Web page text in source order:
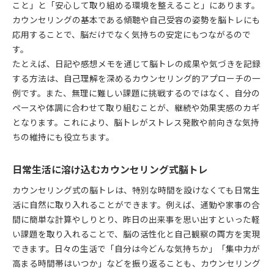
こと」と「安心して取り組める環境を整えること」にあります。
カウンセリングの基本である傾聴や自己受容の姿勢を脳トレにも
応用することで、脳だけでなく気持ちの安定にもつながるので
す。
たとえば、日記や感想メモを通じて脳トレの成果や気づきを記録
する方法は、自己理解を深めるカウンセリング的アプローチの一
例です。また、無理に難しい課題に挑戦するのではなく、自分の
ペースや体調に合わせて取り組むことが、継続や効果実感のカギ
となります。これにより、脳トレがストレス発散や前向きな気持
ちの維持にも役立ちます。
日常生活に溶け込むカウンセリング式脳トレ
カウンセリング式の脳トレは、特別な時間を設けなくても日常生
活に自然に取り入れることができます。例えば、通勤や家事の合
間に簡単な計算やしりとり、昨日の出来事を思い出すといった軽
い課題を取り入れることで、脳の活性化と自己観察の両方を実現
できます。日々の生活で「自分は今どんな気持ちか」「集中力が
高まる時間帯はいつか」などを振り返ることも、カウンセリング